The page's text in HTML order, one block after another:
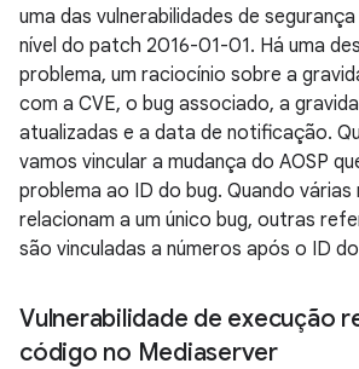
uma das vulnerabilidades de
nível do patch 2016-01-01. Há uma
problema, um raciocínio sobre a
com a CVE, o bug associado, a
atualizadas e a data de notificação.
vamos vincular a mudança do AOSP
problema ao ID do bug. Quando várias
relacionam a um único bug, outras
são vinculadas a números após o ID
Vulnerabilidade de execução
código no Mediaserver